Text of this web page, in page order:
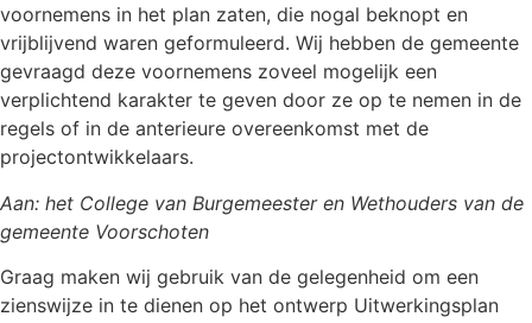
voornemens in het plan zaten, die nogal beknopt en
vrijblijvend waren geformuleerd. Wij hebben de gemeente
gevraagd deze voornemens zoveel mogelijk een
verplichtend karakter te geven door ze op te nemen in de
regels of in de anterieure overeenkomst met de
projectontwikkelaars.
Aan: het College van Burgemeester en Wethouders van de
gemeente Voorschoten
Graag maken wij gebruik van de gelegenheid om een
zienswijze in te dienen op het ontwerp Uitwerkingsplan